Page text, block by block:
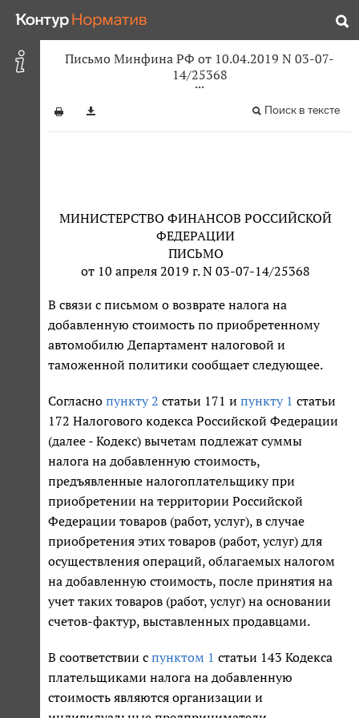
Письмо Минфина РФ от 10.04.2019 N 03-07-
14/25368
Поиск в тексте
МИНИСТЕРСТВО ФИНАНСОВ РОССИЙСКОЙ
ФЕДЕРАЦИИ
ПИСЬМО
от 10 апреля 2019 г. N 03-07-14/25368
В связи с письмом о возврате налога на
добавленную стоимость по приобретенному
автомобилю Департамент налоговой и
таможенной политики сообщает следующее.
Согласно пункту 2 статьи 171 и пункту 1 статьи
172 Налогового кодекса Российской Федерации
(далее - Кодекс) вычетам подлежат суммы
налога на добавленную стоимость,
предъявленные налогоплательщику при
приобретении на территории Российской
Федерации товаров (работ, услуг), в случае
приобретения этих товаров (работ, услуг) для
осуществления операций, облагаемых налогом
на добавленную стоимость, после принятия на
учет таких товаров (работ, услуг) на основании
счетов-фактур, выставленных продавцами.
В соответствии с пунктом 1 статьи 143 Кодекса
плательщиками налога на добавленную
стоимость являются организации и